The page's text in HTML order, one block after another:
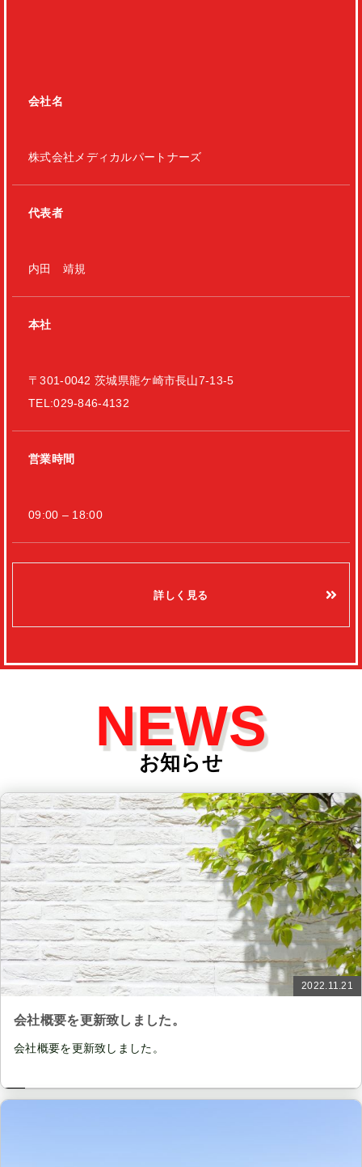
会社名
株式会社メディカルパートナーズ
代表者
内田 靖規
本社
〒301-0042 茨城県龍ケ崎市長山7-13-5
TEL:029-846-4132
営業時間
09:00 – 18:00
詳しく見る
NEWS
お知らせ
2022.11.21
会社概要を更新致しました。
会社概要を更新致しました。